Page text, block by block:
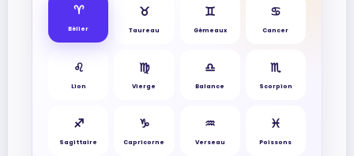
♈︎
Bélier
♉︎
Taureau
♊︎
Gémeaux
♋︎
Cancer
♌︎
Lion
♍︎
Vierge
♎︎
Balance
♏︎
Scorpion
♐︎
Sagittaire
♑︎
Capricorne
♒︎
Verseau
♓︎
Poissons